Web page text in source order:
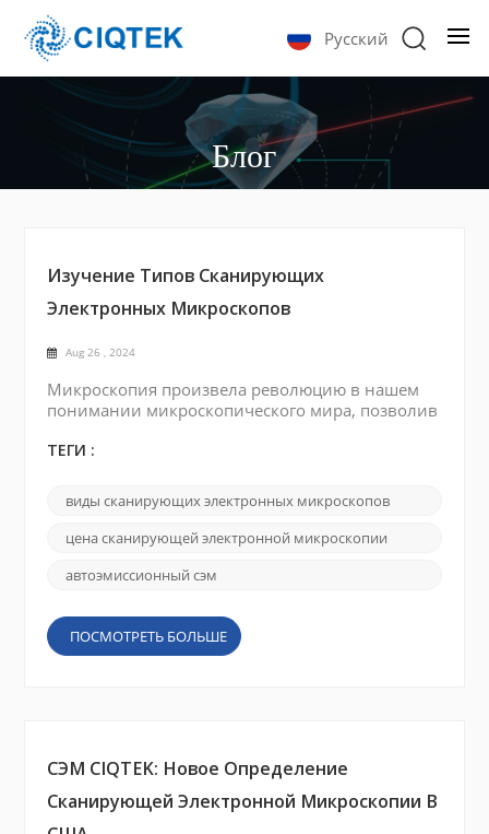
Русский
Блог
Изучение Типов Сканирующих
Электронных Микроскопов
Aug 26 , 2024
Микроскопия произвела революцию в нашем
понимании микроскопического мира, позволив
материалы на наноуровне. Среди различных
незаменимым инструментом для получения
изображений поверхностей с исключительной
сообщении блога мы подробно рассмотрим
ТЕГИ :
виды сканирующих электронных микроскопов
цена сканирующей электронной микроскопии
автоэмиссионный сэм
ПОСМОТРЕТЬ БОЛЬШЕ
СЭМ CIQTEK: Новое Определение
Сканирующей Электронной Микроскопии В